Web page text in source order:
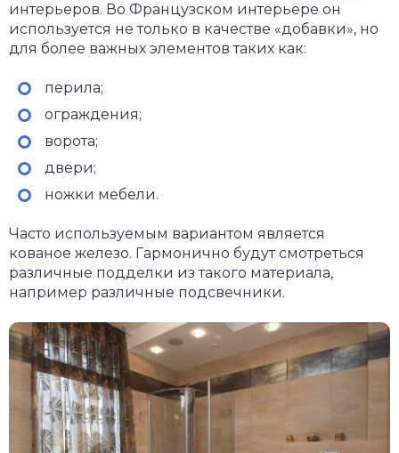
интерьеров. Во Французском интерьере он
используется не только в качестве «добавки», но
для более важных элементов таких как:
перила;
ограждения;
ворота;
двери;
ножки мебели.
Часто используемым вариантом является
кованое железо. Гармонично будут смотреться
различные подделки из такого материала,
например различные подсвечники.